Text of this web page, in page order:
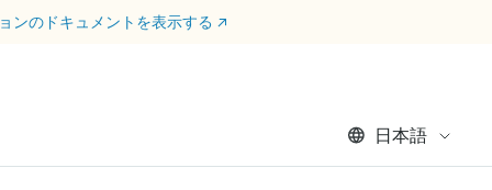
ンのドキュメントを表示する ↗
日本語